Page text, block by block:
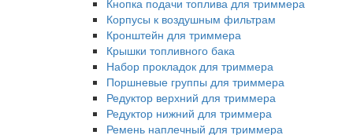
Кнопка подачи топлива для триммера
Корпусы к воздушным фильтрам
Кронштейн для триммера
Крышки топливного бака
Набор прокладок для триммера
Поршневые группы для триммера
Редуктор верхний для триммера
Редуктор нижний для триммера
Ремень наплечный для триммера